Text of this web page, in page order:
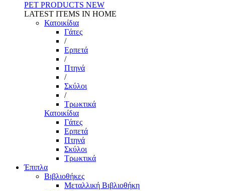
PET PRODUCTS NEW
LATEST ITEMS IN HOME
Κατοικίδια
Γάτες
/
Ερπετά
/
Πτηνά
/
Σκύλοι
/
Τρωκτικά
Κατοικίδια
Γάτες
Ερπετά
Πτηνά
Σκύλοι
Τρωκτικά
Έπιπλα
Βιβλιοθήκες
Μεταλλική Βιβλιοθήκη